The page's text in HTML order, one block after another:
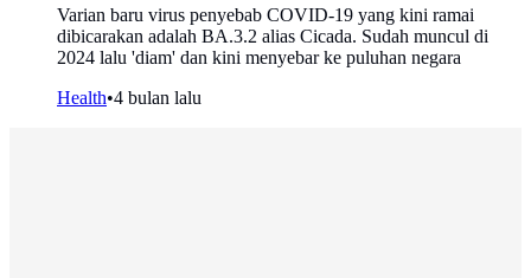
Varian baru virus penyebab COVID-19 yang kini ramai
dibicarakan adalah BA.3.2 alias Cicada. Sudah muncul di
2024 lalu 'diam' dan kini menyebar ke puluhan negara
Health•4 bulan lalu